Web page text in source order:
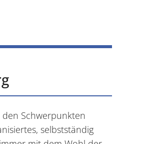
Schwerpunkten
selbstständig